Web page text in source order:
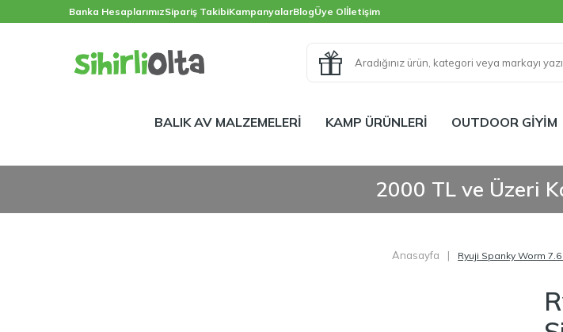
Banka HesaplarımızSipariş TakibiKampanyalarBlogÜye Olİletişim
BALIK AV MALZEMELERİ KAMP ÜRÜNLERİ OUTDOOR GİYİM
2000 TL ve Üzeri
Anasayfa | Ryuji Spanky Worm